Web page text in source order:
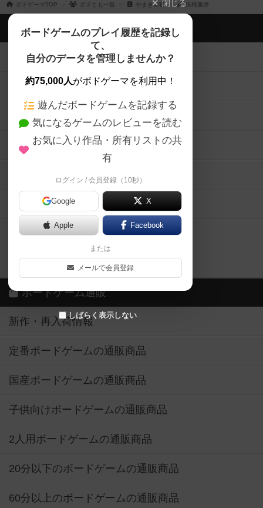
ボドゲーマTOP ボドとも一覧 やまき@猫 投稿履歴
閉じる
ボードゲームのプレイ履歴を記録し
て、
自分のデータを管理しませんか？
約75,000人がボドゲーマを利用中！
遊んだボードゲームを記録する
気になるゲームのレビューを読む
お気に入り作品・所有リストの共
有
ログイン / 会員登録（10秒）
Google X
Apple Facebook
または
メールで会員登録
しばらく表示しない
ボドゲーマTOP
ボードゲームを検索する
ボードゲームの新着レビュー
ボードゲーム会情報
メカニクス特集
掲示板・トピックス
ボドとも・会員一覧
ボードゲーム業界コラム
ボドゲーマご利用案内
ボードゲーム通販
新作・再入荷情報
定番ボードゲームの通販商品
国産ボードゲームの通販商品
子供向けボードゲームの通販商品
2人用ボードゲームの通販商品
20分以下のボードゲームの通販商品
60分以上のボードゲームの通販商品